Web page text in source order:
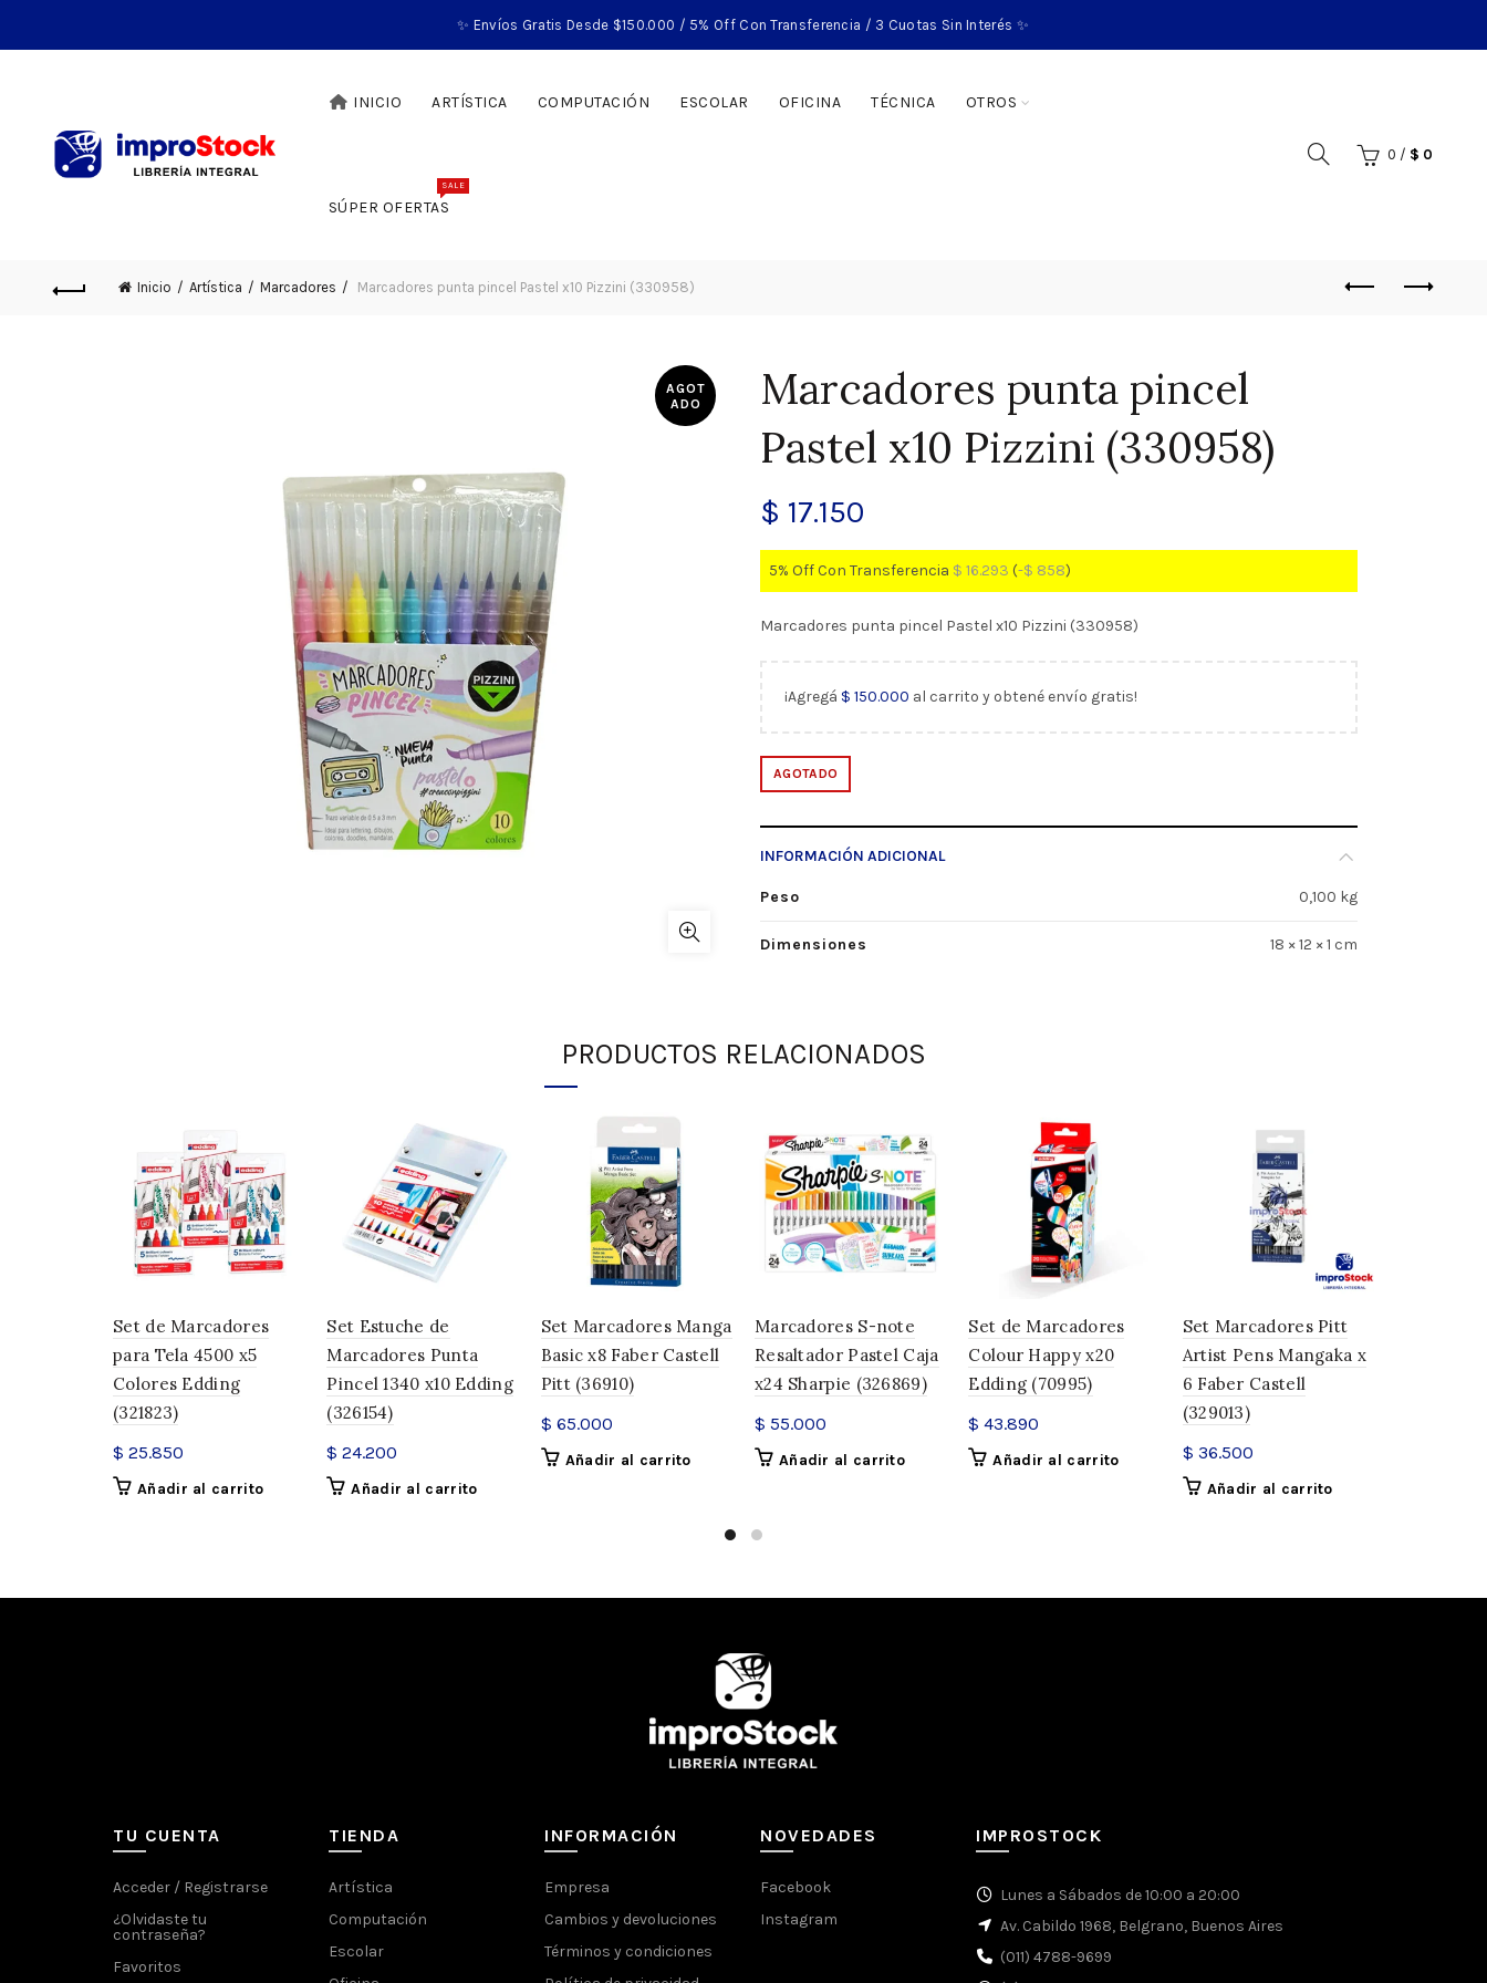
✨ Envíos Gratis Desde $150.000 / 5% Off Con Transferencia / 3 Cuotas Sin Interés ✨
INICIO ARTÍSTICA COMPUTACIÓN ESCOLAR OFICINA TÉCNICA OTROS
SÚPER OFERTAS
SALE
0 / $ 0
Inicio Artística Marcadores Marcadores punta pincel Pastel x10 Pizzini (330958)
AGOT
ADO
Marcadores punta pincel
Pastel x10 Pizzini (330958)
$ 17.150
5% Off Con Transferencia $ 16.293 (-$ 858)
Marcadores punta pincel Pastel x10 Pizzini (330958)
¡Agregá $ 150.000 al carrito y obtené envío gratis!
AGOTADO
INFORMACIÓN ADICIONAL
Peso 0,100 kg
Dimensiones 18 × 12 × 1 cm
Categoría:Marcadores
PRODUCTOS RELACIONADOS
Set de Marcadores
para Tela 4500 x5
Colores Edding
(321823)
$ 25.850
Añadir al carrito
Set Estuche de
Marcadores Punta
Pincel 1340 x10 Edding
(326154)
$ 24.200
Añadir al carrito
Set Marcadores Manga
Basic x8 Faber Castell
Pitt (36910)
$ 65.000
Añadir al carrito
Marcadores S-note
Resaltador Pastel Caja
x24 Sharpie (326869)
$ 55.000
Añadir al carrito
Set de Marcadores
Colour Happy x20
Edding (70995)
$ 43.890
Añadir al carrito
Set Marcadores Pitt
Artist Pens Mangaka x
6 Faber Castell
(329013)
$ 36.500
Añadir al carrito
TU CUENTA
Acceder / Registrarse
¿Olvidaste tu
contraseña?
Favoritos
TIENDA
Artística
Computación
Escolar
INFORMACIÓN
Empresa
Cambios y devoluciones
Términos y condiciones
NOVEDADES
Facebook
Instagram
IMPROSTOCK
Lunes a Sábados de 10:00 a 20:00
Av. Cabildo 1968, Belgrano, Buenos Aires
(011) 4788-9699